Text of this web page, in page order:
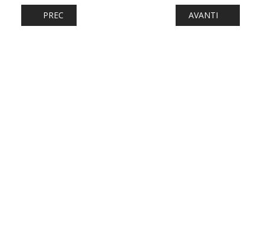
ARTICOLO PRECEDENTE: FERROVIE: TURISMO, AL VIA LA
PREC ARTICOLO
AVANTI